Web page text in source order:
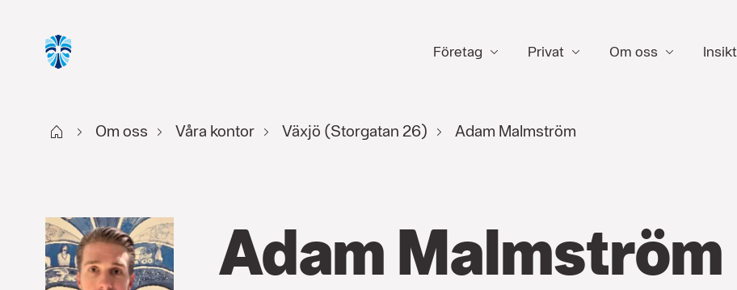
Företag Privat Om oss Insikt
Start Om oss Våra kontor Växjö (Storgatan 26) Adam Malmström
Adam Malmström